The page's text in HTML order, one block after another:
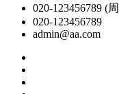
020-123456789 (
020-123456789
admin@aa.com